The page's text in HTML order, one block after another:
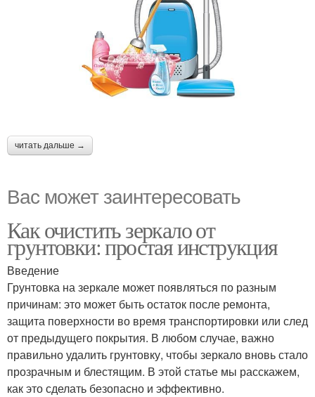
читать дальше →
Вас может заинтересовать
Как очистить зеркало от
грунтовки: простая инструкция
Введение
Грунтовка на зеркале может появляться по разным
причинам: это может быть остаток после ремонта,
защита поверхности во время транспортировки или след
от предыдущего покрытия. В любом случае, важно
правильно удалить грунтовку, чтобы зеркало вновь стало
прозрачным и блестящим. В этой статье мы расскажем,
как это сделать безопасно и эффективно.